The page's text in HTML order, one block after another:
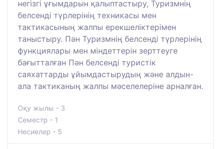
негізгі ұғымдарын қалыптастыру, Туризмнің
белсенді түрлерінің техникасы мен
тактикасының жалпы ерекшеліктерімен
таныстыру. Пән Туризмнің белсенді түрлерінің
функциялары мен міндеттерін зерттеуге
бағытталған Пән белсенді туристік
саяхаттарды ұйымдастырудың және алдын-
ала тактиканың жалпы мәселелеріне арналған.
Оқу жылы - 3
Семестр - 1
Несиелер - 5